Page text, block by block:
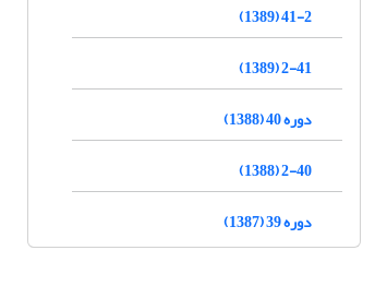
41-2 (1389)
2-41 (1389)
دوره 40 (1388)
2-40 (1388)
دوره 39 (1387)